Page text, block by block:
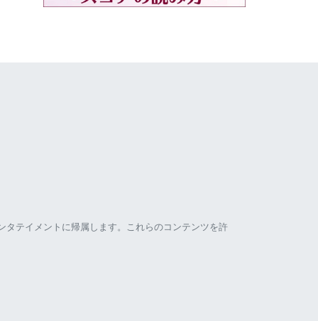
テイメントに帰属します。これらのコンテンツを許